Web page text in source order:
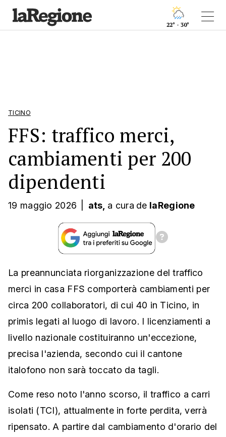
22° - 30°
TICINO
FFS: traffico merci,
cambiamenti per 200
dipendenti
19 maggio 2026 ats, a cura de laRegione
La preannunciata riorganizzazione del traffico
merci in casa FFS comporterà cambiamenti per
circa 200 collaboratori, di cui 40 in Ticino, in
primis legati al luogo di lavoro. I licenziamenti a
livello nazionale costituiranno un'eccezione,
precisa l'azienda, secondo cui il cantone
italofono non sarà toccato da tagli.
Come reso noto l'anno scorso, il traffico a carri
isolati (TCI), attualmente in forte perdita, verrà
ripensato. A partire dal cambiamento d'orario del